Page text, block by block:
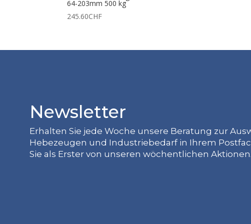
64-203mm 500 kg
245.60CHF
Newsletter
Erhalten Sie jede Woche unsere Beratung zur
Hebezeugen und Industriebedarf in Ihrem
Sie als Erster von unseren wöchentlichen Aktionen.